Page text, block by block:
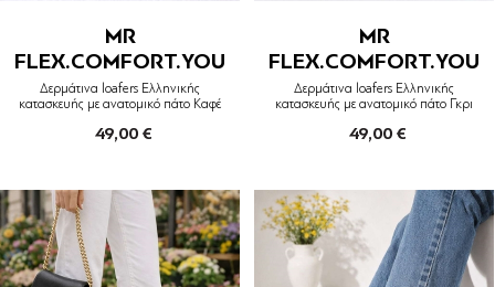
MR
FLEX.COMFORT.YOU
Δερμάτινα loafers Ελληνικής
κατασκευής με ανατομικό πάτο Καφέ
49,00 €
MR
FLEX.COMFORT.YOU
Δερμάτινα loafers Ελληνικής
κατασκευής με ανατομικό πάτο Γκρι
49,00 €